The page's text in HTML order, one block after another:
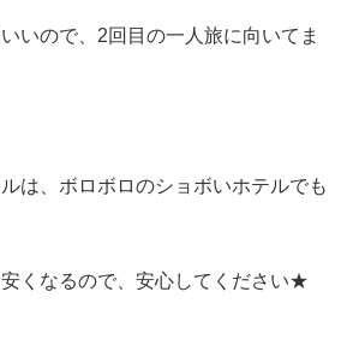
いので、2回目の一人旅に向いてま
は、ボロボロのショボいホテルでも
くなるので、安心してください★